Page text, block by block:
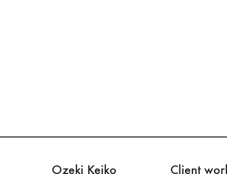
Ozeki Keiko Client